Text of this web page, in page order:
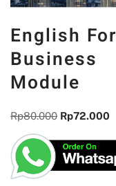
English For
Business
Module
Rp80.000 Rp72.000